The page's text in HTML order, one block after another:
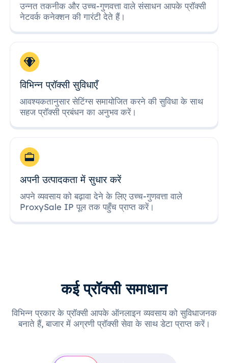
उन्नत तकनीक और उच्च-गुणवत्ता वाले संसाधन आपके प्रॉक्सी
नेटवर्क कनेक्शन की गारंटी देते हैं।
विभिन्न प्रॉक्सी सुविधाएँ
आवश्यकतानुसार सेटिंग्स समायोजित करने की सुविधा के साथ
सहज प्रॉक्सी प्रबंधन का अनुभव करें।
अपनी उत्पादकता में सुधार करें
अपने व्यवसाय को बढ़ावा देने के लिए उच्च-गुणवत्ता वाले
ProxySale IP पूल तक पहुँच प्राप्त करें।
कई प्रॉक्सी समाधान
विभिन्न प्रकार के प्रॉक्सी आपके ऑनलाइन व्यवसाय को सुविधाजनक
बनाते हैं, बाजार में अग्रणी प्रॉक्सी सेवा के साथ डेटा प्राप्त करें।